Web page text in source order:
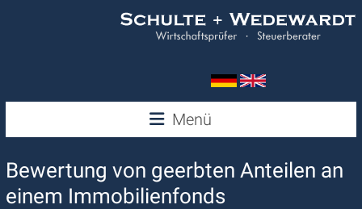
Wedewardt
&
Schulte
Menü
Bewertung von geerbten Anteilen an
einem Immobilienfonds